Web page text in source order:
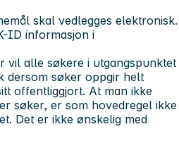
skal vedlegges elektronisk.
ID informasjon i
vil alle søkere i utgangspunktet
dersom søker oppgir helt
offentliggjort. At man ikke
søker, er som hovedregel ikke
Det er ikke ønskelig med